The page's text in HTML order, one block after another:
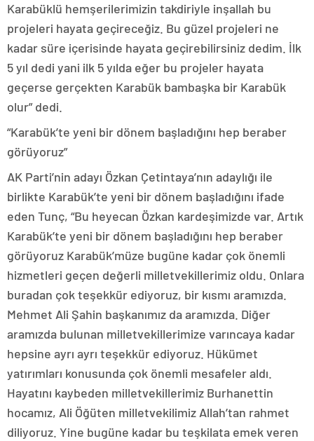
Karabüklü hemşerilerimizin takdiriyle inşallah bu
projeleri hayata geçireceğiz. Bu güzel projeleri ne
kadar süre içerisinde hayata geçirebilirsiniz dedim. İlk
5 yıl dedi yani ilk 5 yılda eğer bu projeler hayata
geçerse gerçekten Karabük bambaşka bir Karabük
olur” dedi.
“Karabük’te yeni bir dönem başladığını hep beraber
görüyoruz”
AK Parti’nin adayı Özkan Çetintaya’nın adaylığı ile
birlikte Karabük’te yeni bir dönem başladığını ifade
eden Tunç, “Bu heyecan Özkan kardeşimizde var. Artık
Karabük’te yeni bir dönem başladığını hep beraber
görüyoruz Karabük’müze bugüne kadar çok önemli
hizmetleri geçen değerli milletvekillerimiz oldu. Onlara
buradan çok teşekkür ediyoruz, bir kısmı aramızda.
Mehmet Ali Şahin başkanımız da aramızda. Diğer
aramızda bulunan milletvekillerimize varıncaya kadar
hepsine ayrı ayrı teşekkür ediyoruz. Hükümet
yatırımları konusunda çok önemli mesafeler aldı.
Hayatını kaybeden milletvekillerimiz Burhanettin
hocamız, Ali Öğüten milletvekilimiz Allah’tan rahmet
diliyoruz. Yine bugüne kadar bu teşkilata emek veren